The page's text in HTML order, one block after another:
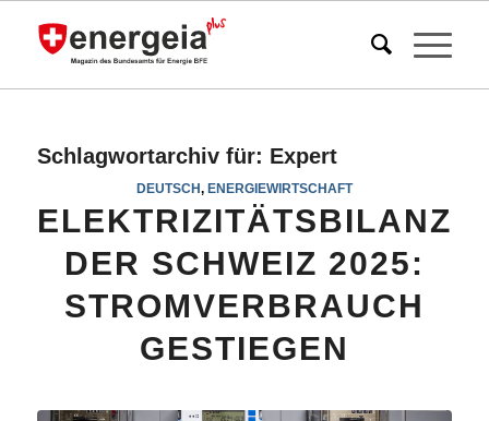
Schlagwortarchiv für: Expert
DEUTSCH, ENERGIEWIRTSCHAFT
ELEKTRIZITÄTSBILANZ
DER SCHWEIZ 2025:
STROMVERBRAUCH
GESTIEGEN